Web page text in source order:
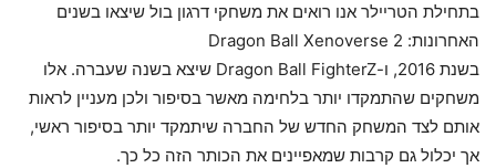
בתחילת הטריילר אנו רואים את משחקי דרגון בול שיצאו בשנים
האחרונות: Dragon Ball Xenoverse 2
בשנת 2016, ו-Dragon Ball FighterZ שיצא בשנה שעברה. אלו
משחקים שהתמקדו יותר בלחימה מאשר בסיפור ולכן מעניין לראות
אותם לצד המשחק החדש של החברה שיתמקד יותר בסיפור ראשי,
אך יכלול גם קרבות שמאפיינים את הכותר הזה כל כך.